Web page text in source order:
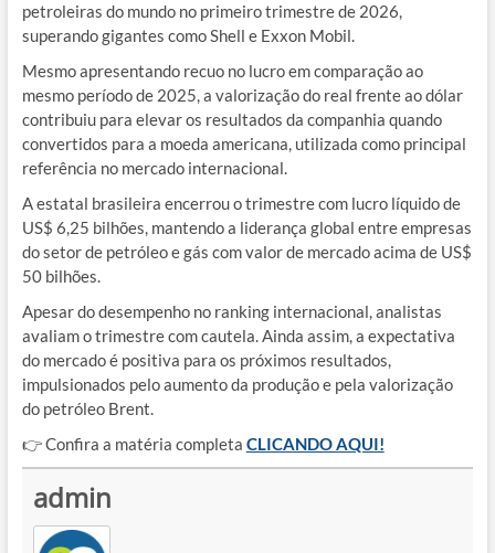
petroleiras do mundo no primeiro trimestre de 2026,
superando gigantes como Shell e Exxon Mobil.
Mesmo apresentando recuo no lucro em comparação ao
mesmo período de 2025, a valorização do real frente ao dólar
contribuiu para elevar os resultados da companhia quando
convertidos para a moeda americana, utilizada como principal
referência no mercado internacional.
A estatal brasileira encerrou o trimestre com lucro líquido de
US$ 6,25 bilhões, mantendo a liderança global entre empresas
do setor de petróleo e gás com valor de mercado acima de US$
50 bilhões.
Apesar do desempenho no ranking internacional, analistas
avaliam o trimestre com cautela. Ainda assim, a expectativa
do mercado é positiva para os próximos resultados,
impulsionados pelo aumento da produção e pela valorização
do petróleo Brent.
👉 Confira a matéria completa CLICANDO AQUI!
admin